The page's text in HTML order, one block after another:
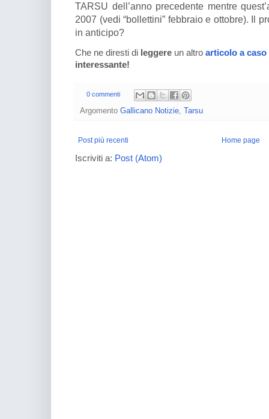
TARSU dell’anno precedente mentre
2007 (vedi “bollettini” febbraio e ottobre). Il
in anticipo?
Che ne diresti di leggere un altro articolo a caso
interessante!
0 commenti
Argomento Gallicano Notizie Tarsu
Post più recenti Home page
Iscriviti a: Post (Atom)